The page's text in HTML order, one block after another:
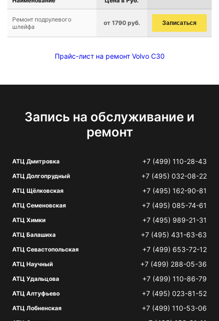
Ремонт подрулевого
шлейфа
от 1790 руб. Записаться
Прайс-лист на ремонт Volvo C30
Запись на обслуживание и
ремонт
АТЦ Дмитровка +7 (499) 110-28-43
АТЦ Долгопрудный +7 (495) 032-08-22
АТЦ Щёлковская +7 (495) 162-90-81
АТЦ Семеновская +7 (495) 085-74-61
АТЦ Химки +7 (495) 989-21-31
АТЦ Балашиха +7 (495) 431-63-63
АТЦ Севастопольская +7 (499) 653-72-12
АТЦ Научный +7 (499) 288-05-36
АТЦ Удальцова +7 (499) 110-86-79
АТЦ Алтуфьево +7 (495) 023-81-52
АТЦ Лобненская +7 (499) 110-53-06